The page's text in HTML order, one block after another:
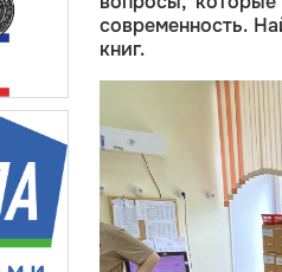
современность.
книг.